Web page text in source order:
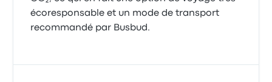
écoresponsable et un mode de transport
recommandé par Busbud.